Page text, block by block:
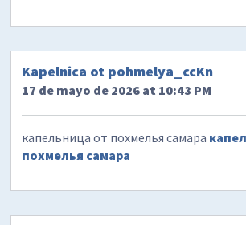
Kapelnica ot pohmelya_ccKn
17 de mayo de 2026 at 10:43 PM
капельница от похмелья самара
похмелья самара